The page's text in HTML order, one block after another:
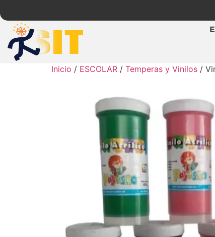
Inicio / ESCOLAR / Temperas y Vinilos /